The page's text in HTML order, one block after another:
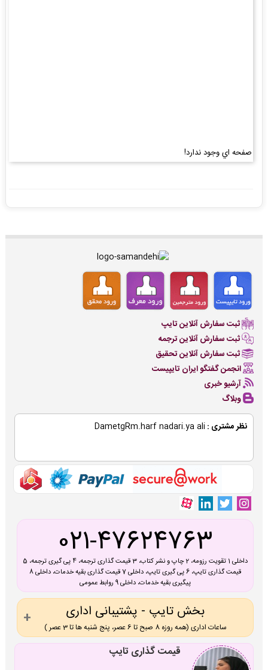
صفحه اي وجود ندارد!
ثبت سفارش آنلاین تایپ
ثبت سفارش آنلاین ترجمه
ثبت سفارش آنلاین تحقیق
انجمن گفتگو ایران تایپیست
آرشیو خبری
وبلاگ
نظر مشتری :DametgRm.harf nadari.ya ali
021-47624763
داخلی 1 تقویت رزومه، 2 چاپ و نشر کتاب، 3 قیمت گذاری ترجمه، 4 پی گیری ترجمه، 5
قیمت گذاری تایپ، 6 پی گیری تایپ، داخلی 7 قیمت گذاری بقیه خدمات، داخلی 8
پیگیری بقیه خدمات، داخلی 9 روابط عمومی
بخش تایپ - پشتیبانی اداری
ساعات اداری (همه روزه 8 صبح تا 6 عصر، پنج شنبه ها تا 3 عصر )
قیمت گذاری تایپ